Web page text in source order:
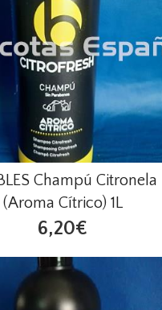
Champú Citronela
(Aroma Cítrico) 1L
6,20€